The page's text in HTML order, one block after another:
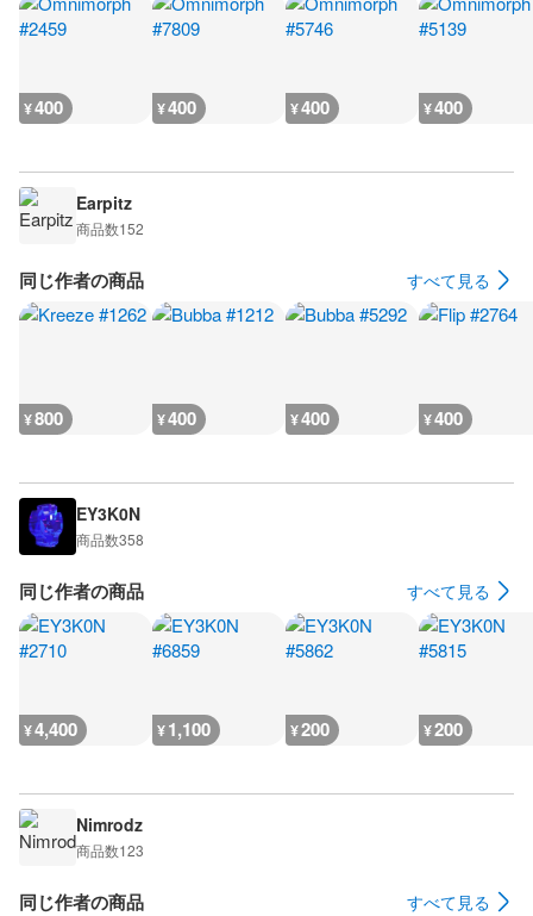
¥400 ¥400 ¥400 ¥400
Earpitz
商品数152
同じ作者の商品 すべて見る
¥800 ¥400 ¥400 ¥400
EY3K0N
商品数358
同じ作者の商品 すべて見る
¥4,400 ¥1,100 ¥200 ¥200
Nimrodz
商品数123
同じ作者の商品 すべて見る